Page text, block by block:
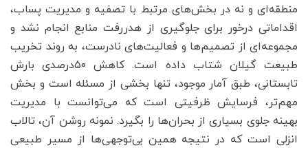
منطقه‌ای و نه در بخش‌های مرتبط با تصفیه و مدیریت پساب،
اقداماتی درخور برای جلوگیری از هدررفت منابع انجام نشد و
مجموعه‌ای از تصمیم‌ها و فعالیت‌های نادرست، به روند تخریب
طبیعت گیلان شتاب داده است. کاهش ۵۰‌درصدی بارش
تابستانی، طبق آمار موجود، تنها بخشی از مسئله است و بخش
مهم‌تر، فرسایش ظرفیتی است که می‌توانست با مدیریت
بهینه جلوی بسیاری از بحران‌ها را بگیرد. نمونه روشن آن، تالاب
انزلی است که در نتیجه همین بی‌توجهی‌ها از مسیر طبیعی